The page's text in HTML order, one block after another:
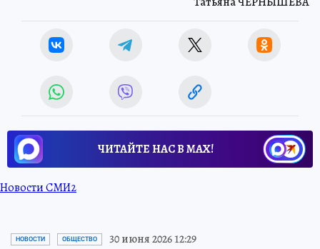
ЧИТАЙТЕ НАС В МАХ!
Новости СМИ2
НОВОСТИ ОБЩЕСТВО 30 июня 2026 12:29